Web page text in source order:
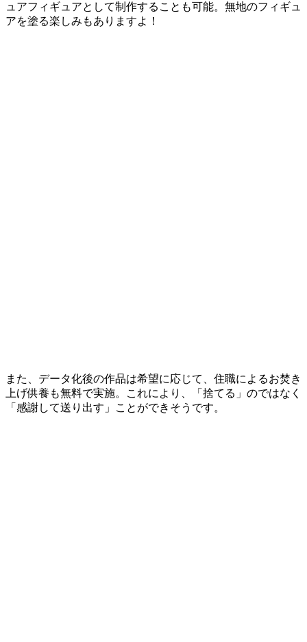
ュアフィギュアとして制作することも可能。無地のフィギュ
アを塗る楽しみもありますよ！
また、データ化後の作品は希望に応じて、住職によるお焚き
上げ供養も無料で実施。これにより、「捨てる」のではなく
「感謝して送り出す」ことができそうです。